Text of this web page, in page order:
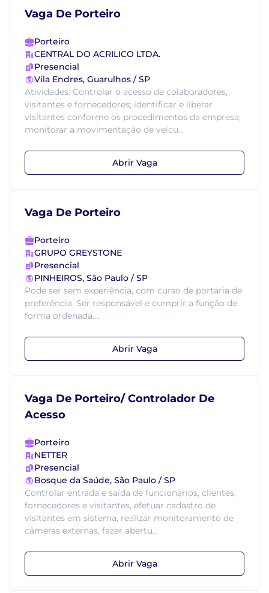
Vaga De Porteiro
Porteiro
CENTRAL DO ACRILICO LTDA.
Presencial
Vila Endres, Guarulhos / SP
Atividades: Controlar o acesso de colaboradores,
visitantes e fornecedores; identificar e liberar
visitantes conforme os procedimentos da empresa;
monitorar a movimentação de veícu...
Abrir Vaga
Vaga De Porteiro
Porteiro
GRUPO GREYSTONE
Presencial
PINHEIROS, São Paulo / SP
Pode ser sem experiência, com curso de portaria de
preferência. Ser responsável e cumprir a função de
forma ordenada....
Abrir Vaga
Vaga De Porteiro/ Controlador De
Acesso
Porteiro
NETTER
Presencial
Bosque da Saúde, São Paulo / SP
Controlar entrada e saída de funcionários, clientes,
fornecedores e visitantes, efetuar cadastro de
visitantes em sistema, realizar monitoramento de
câmeras externas, fazer abertu...
Abrir Vaga